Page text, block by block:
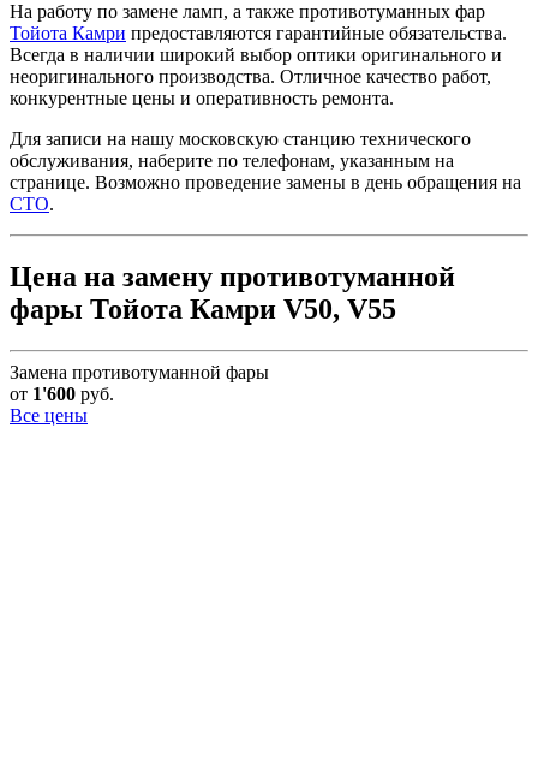
На работу по замене ламп, а также противотуманных фар
Тойота Камри предоставляются гарантийные обязательства.
Всегда в наличии широкий выбор оптики оригинального и
неоригинального производства. Отличное качество работ,
конкурентные цены и оперативность ремонта.
Для записи на нашу московскую станцию технического
обслуживания, наберите по телефонам, указанным на
странице. Возможно проведение замены в день обращения на
СТО.
Цена на замену противотуманной
фары Тойота Камри V50, V55
Замена противотуманной фары
от 1'600 руб.
Все цены